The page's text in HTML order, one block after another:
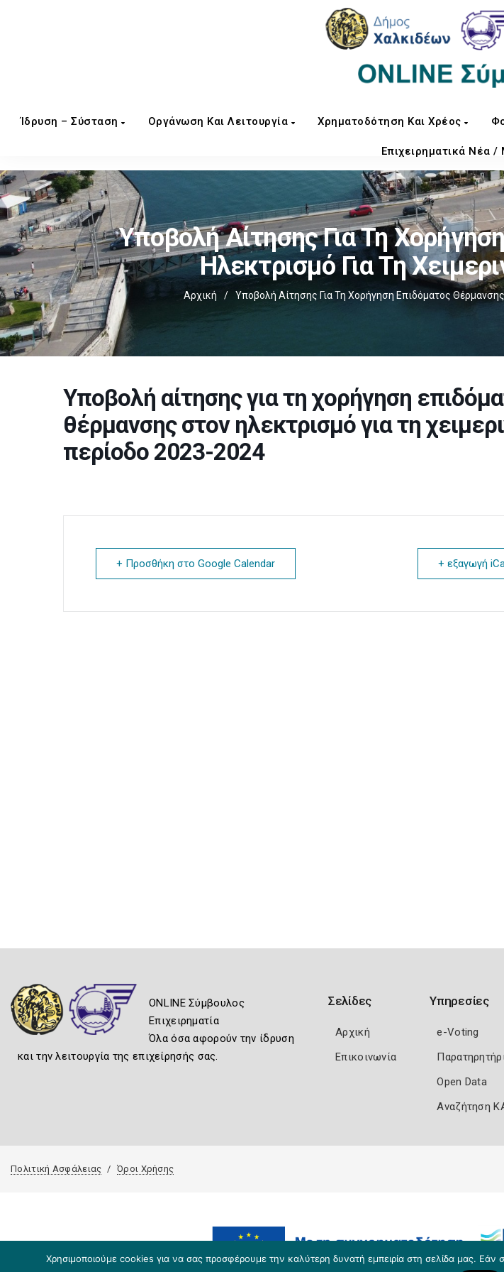
Ίδρυση – Σύσταση Οργάνωση Και Λειτουργία Χρηματοδότηση Και Χρέος
Επιχειρηματικά Νέα /
Υποβολή Αίτησης Για Τη
Ηλεκτρισμό Για Τη
Αρχική / Υποβολή Αίτησης Για Τη Χορήγηση Επιδόματος
Υποβολή αίτησης για τη χορήγηση
θέρμανσης στον ηλεκτρισμό για τη
περίοδο 2023-2024
+ Προσθήκη στο Google Calendar + εξαγωγή
ONLINE Σύμβουλος
Επιχειρηματία
Όλα όσα αφορούν την ίδρυση
και την λειτουργία της επιχείρησής σας.
Σελίδες
Αρχική
Επικοινωνία
Υπηρεσίες
e-Voting
Open Data
Αναζήτηση
Πολιτική Ασφάλειας Όροι Χρήσης
Χρησιμοποιούμε cookies για να σας προσφέρουμε την καλύτερη δυνατή εμπειρία στη σελίδα μας. Εάν